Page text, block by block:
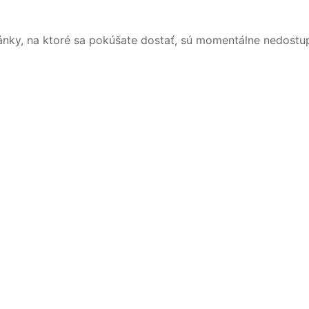
na ktoré sa pokúšate dostať, sú momentálne